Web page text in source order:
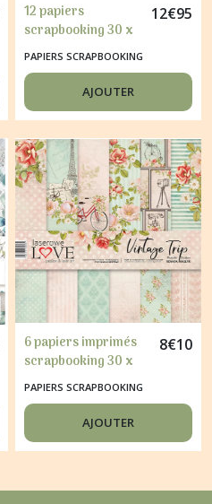
12 papiers
scrapbooking 30 x
30 cm HEAVENROSE
WINE
12€95
PAPIERS SCRAPBOOKING
AJOUTER
6 papiers imprimés
scrapbooking 30 x
30 cm Laserowe Love
VINTAGE TRIP
8€10
PAPIERS SCRAPBOOKING
AJOUTER